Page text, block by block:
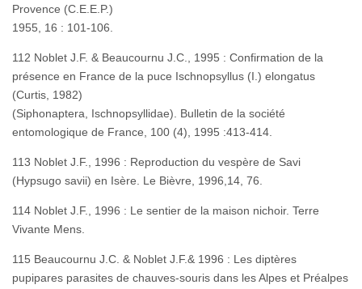
Provence (C.E.E.P.)
1955, 16 : 101-106.
112 Noblet J.F. & Beaucournu J.C., 1995 : Confirmation de la
présence en France de la puce Ischnopsyllus (I.) elongatus
(Curtis, 1982)
(Siphonaptera, Ischnopsyllidae). Bulletin de la société
entomologique de France, 100 (4), 1995 :413-414.
113 Noblet J.F., 1996 : Reproduction du vespère de Savi
(Hypsugo savii) en Isère. Le Bièvre, 1996,14, 76.
114 Noblet J.F., 1996 : Le sentier de la maison nichoir. Terre
Vivante Mens.
115 Beaucournu J.C. & Noblet J.F.& 1996 : Les diptères
pupipares parasites de chauves-souris dans les Alpes et Préalpes